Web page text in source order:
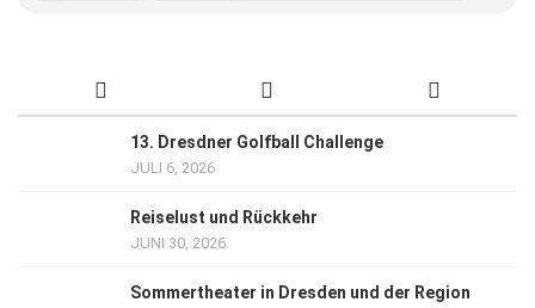
13. Dresdner Golfball Challenge
JULI 6, 2026
Reiselust und Rückkehr
JUNI 30, 2026
Sommertheater in Dresden und der Region